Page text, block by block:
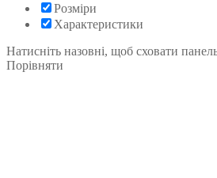
Розміри
Характеристики
Натисніть назовні, щоб сховати
Порівняти